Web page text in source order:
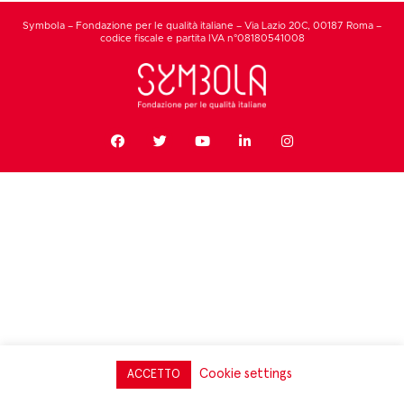
Symbola – Fondazione per le qualità italiane – Via Lazio 20C, 00187 Roma –
codice fiscale e partita IVA n°08180541008
ACCETTO Cookie settings